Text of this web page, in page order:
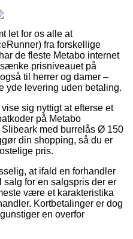
let for os alle at
fra forskellige
de fleste Metabo internet
prisniveauet på
til herrer og damer –
yde levering uden betaling.
sig nyttigt at efterse et
på Metabo
med burrelås Ø 150
din shopping, så du er
pris.
at ifald en forhandler
salg for en salgspris der er
være et karakteristika
Kortbetalinger er dog
en overfor